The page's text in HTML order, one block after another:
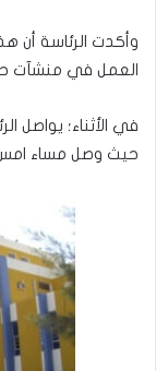
وأكدت الرئاسة أن
العمل في منشآت
في الأثناء؛ يواصل
حيث وصل مساء امس